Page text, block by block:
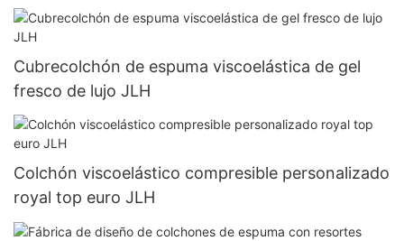
Cubrecolchón de espuma viscoelástica de gel
fresco de lujo JLH
Colchón viscoelástico compresible personalizado
royal top euro JLH